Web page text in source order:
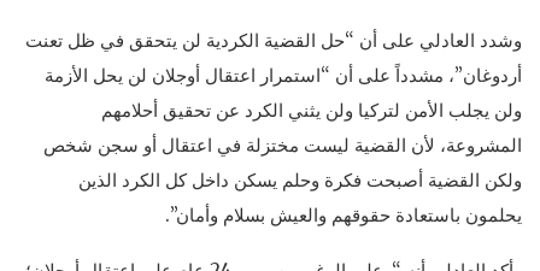
وشدد العادلي على أن “حل القضية الكردية لن يتحقق في ظل تعنت
أردوغان”، مشدداً على أن “استمرار اعتقال أوجلان لن يحل الأزمة
ولن يجلب الأمن لتركيا ولن يثني الكرد عن تحقيق أحلامهم
المشروعة، لأن القضية ليست مختزلة في اعتقال أو سجن شخص
ولكن القضية أصبحت فكرة وحلم يسكن داخل كل الكرد الذين
يحلمون باستعادة حقوقهم والعيش بسلام وأمان”.